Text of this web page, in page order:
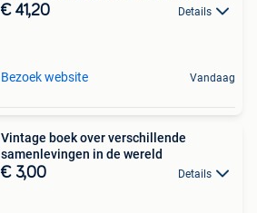
€ 41,20 Details
Bezoek website Vandaag
Vintage boek over verschillende
samenlevingen in de wereld
€ 3,00 Details